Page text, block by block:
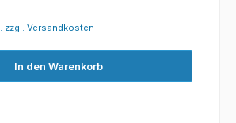
zzgl. Versandkosten
In den Warenkorb